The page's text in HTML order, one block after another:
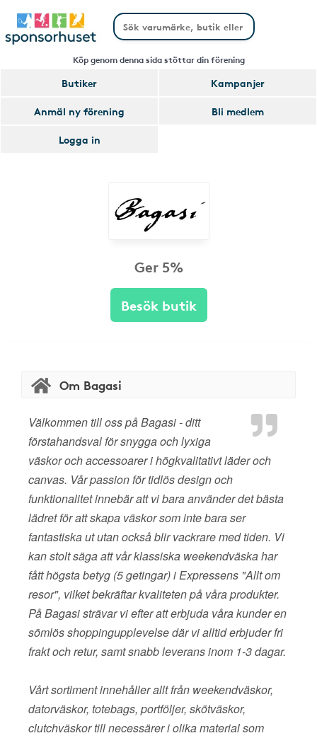
Köp genom denna sida stöttar din förening
Butiker
Kampanjer
Anmäl ny förening
Bli medlem
Logga in
Ger 5%
Besök butik
Om Bagasi
Välkommen till oss på Bagasi - ditt
förstahandsval för snygga och lyxiga
väskor och accessoarer i högkvalitativt läder och
canvas. Vår passion för tidlös design och
funktionalitet innebär att vi bara använder det bästa
lädret för att skapa väskor som inte bara ser
fantastiska ut utan också blir vackrare med tiden. Vi
kan stolt säga att vår klassiska weekendväska har
fått högsta betyg (5 getingar) i Expressens "Allt om
resor", vilket bekräftar kvaliteten på våra produkter.
På Bagasi strävar vi efter att erbjuda våra kunder en
sömlös shoppingupplevelse där vi alltid erbjuder fri
frakt och retur, samt snabb leverans inom 1-3 dagar.
Vårt sortiment innehåller allt från weekendväskor,
datorväskor, totebags, portföljer, skötväskor,
clutchväskor till necessärer i olika material som